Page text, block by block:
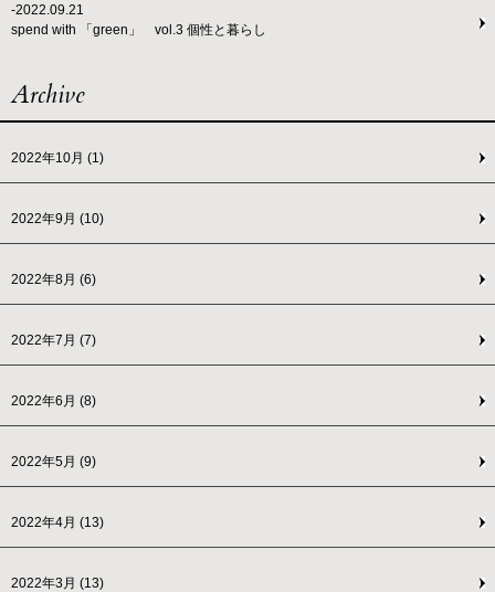
-2022.09.21
spend with 「green」 vol.3 個性と暮らし
Archive
2022年10月 (1)
2022年9月 (10)
2022年8月 (6)
2022年7月 (7)
2022年6月 (8)
2022年5月 (9)
2022年4月 (13)
2022年3月 (13)